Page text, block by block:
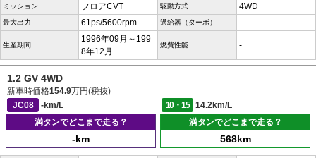
ミッション フロアCVT 駆動方式 4WD
最大出力 61ps/5600rpm 過給器（ターボ） -
生産期間
1996年09月～199
8年12月
燃費性能 -
1.2 GV 4WD
新車時価格154.9万円(税抜)
JC08
-km/L 10・15
14.2km/L
満タンでどこまで走る？
-km
満タンでどこまで走る？
568km